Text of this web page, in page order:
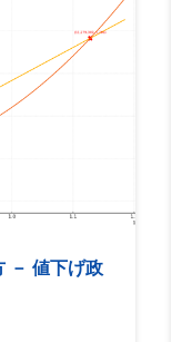
－ 値下げ政